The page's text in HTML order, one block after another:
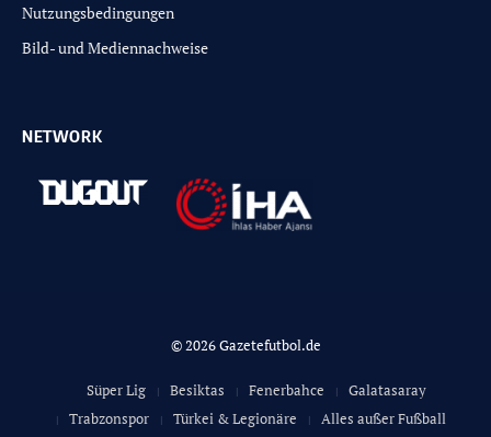
Nutzungsbedingungen
Bild- und Mediennachweise
NETWORK
© 2026 Gazetefutbol.de
Süper Lig Besiktas Fenerbahce
Galatasaray
Trabzonspor
Türkei & Legionäre
Alles außer Fußball